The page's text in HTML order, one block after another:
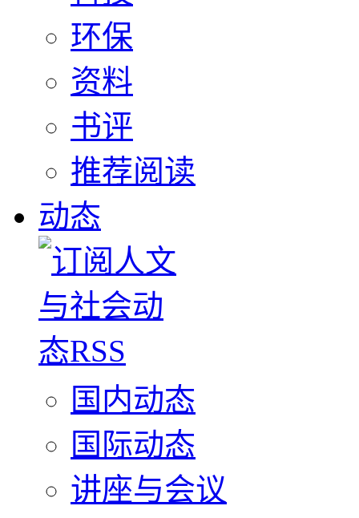
环保
资料
书评
推荐阅读
动态
国内动态
国际动态
讲座与会议